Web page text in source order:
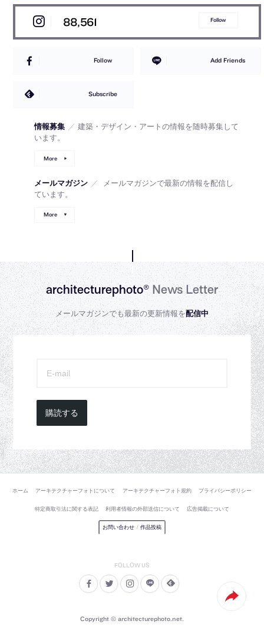
88,561 Follow
Follow Add Friends
Subscribe
情報募集 ／ 建築・デザイン・アートの情報を随時募集して
います。
More
メールマガジン ／
メールマガジンで最新の情報を配信し
ています。
More
architecturephoto®News Letter
メールマガジンでも最新の更新情報を配信中
購読する
ホーム アーキテクチャーフォトについて アーキテクチャーフォト規約 プライバシーポリシー
特定商取引法に関する表記 利用者情報の外部送信について 広告掲載について
お問い合わせ / 作品投稿
Copyright © architecturephoto.net.